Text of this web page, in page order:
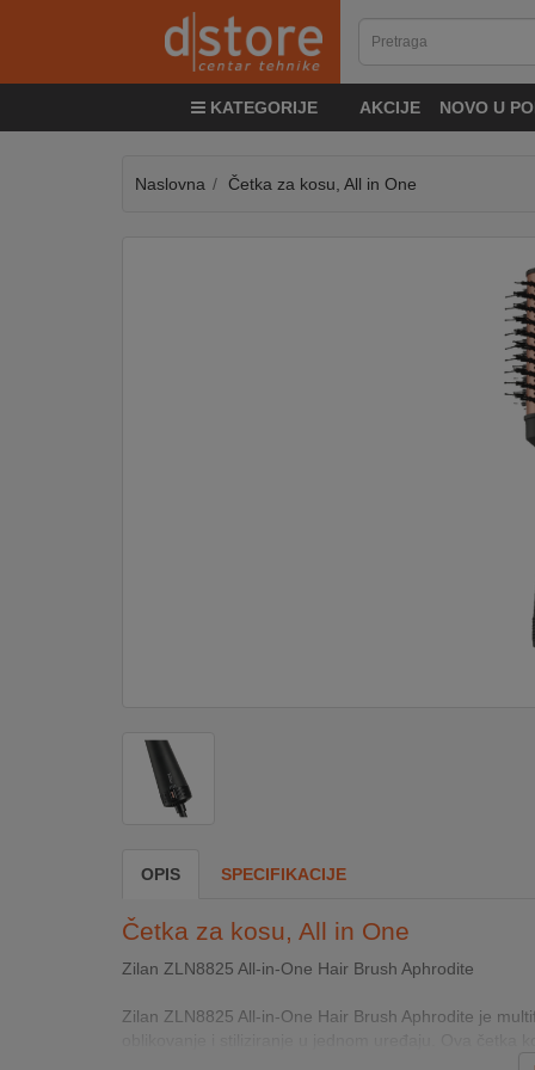
KATEGORIJE AKCIJE NOVO U
&
Naslovna Četka za kosu, All in One
OPIS SPECIFIKACIJE
Četka za kosu, All in One
Zilan ZLN8825 All‑in‑One Hair Brush Aphrodite
Zilan ZLN8825 All‑in‑One Hair Brush Aphrodite je